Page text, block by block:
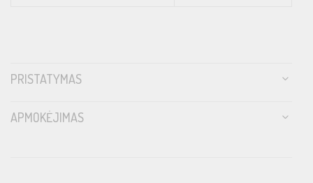
PRISTATYMAS
APMOKĖJIMAS